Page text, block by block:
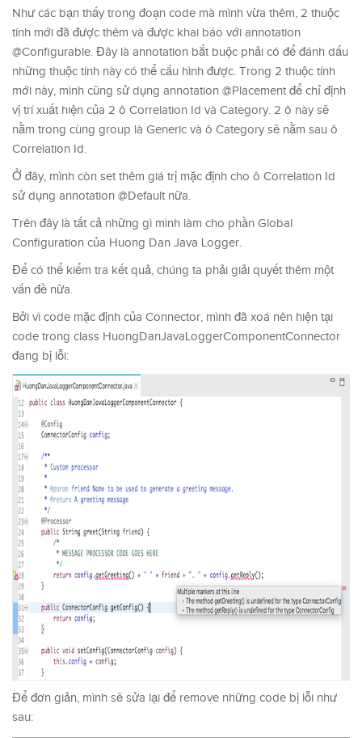
Như các bạn thấy trong đoạn code mà mình vừa thêm, 2 thuộc
tính mới đã được thêm và được khai báo với annotation
@Configurable. Đây là annotation bắt buộc phải có để đánh dấu
những thuộc tính này có thể cấu hình được. Trong 2 thuộc tính
mới này, mình cũng sử dụng annotation @Placement để chỉ định
vị trí xuất hiện của 2 ô Correlation Id và Category. 2 ô này sẽ
nằm trong cùng group là Generic và ô Category sẽ nằm sau ô
Correlation Id.
Ở đây, mình còn set thêm giá trị mặc định cho ô Correlation Id
sử dụng annotation @Default nữa.
Trên đây là tất cả những gì mình làm cho phần Global
Configuration của Huong Dan Java Logger.
Để có thể kiểm tra kết quả, chúng ta phải giải quyết thêm một
vấn đề nữa.
Bởi vì code mặc định của Connector, mình đã xoá nên hiện tại
code trong class HuongDanJavaLoggerComponentConnector
đang bị lỗi:
Để đơn giản, mình sẽ sửa lại để remove những code bị lỗi như
sau: